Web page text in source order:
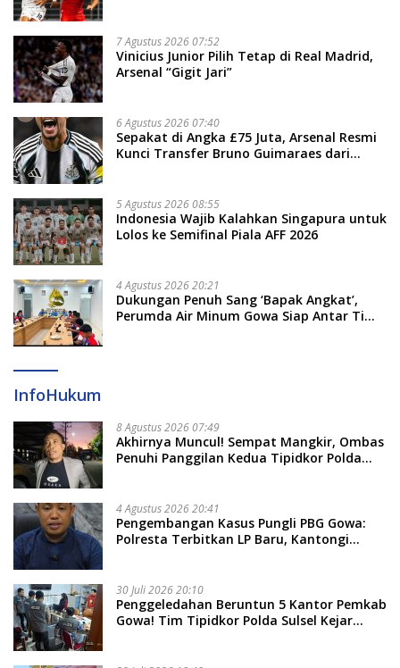
7 Agustus 2026 07:52
Vinicius Junior Pilih Tetap di Real Madrid,
Arsenal “Gigit Jari”
6 Agustus 2026 07:40
Sepakat di Angka £75 Juta, Arsenal Resmi
Kunci Transfer Bruno Guimaraes dari
5 Agustus 2026 08:55
Indonesia Wajib Kalahkan Singapura untuk
Lolos ke Semifinal Piala AFF 2026
4 Agustus 2026 20:21
Dukungan Penuh Sang ‘Bapak Angkat’,
Perumda Air Minum Gowa Siap Antar Tim
InfoHukum
8 Agustus 2026 07:49
Akhirnya Muncul! Sempat Mangkir, Ombas
Penuhi Panggilan Kedua Tipidkor Polda
4 Agustus 2026 20:41
Pengembangan Kasus Pungli PBG Gowa:
Polresta Terbitkan LP Baru, Kantongi
30 Juli 2026 20:10
Penggeledahan Beruntun 5 Kantor Pemkab
Gowa! Tim Tipidkor Polda Sulsel Kejar